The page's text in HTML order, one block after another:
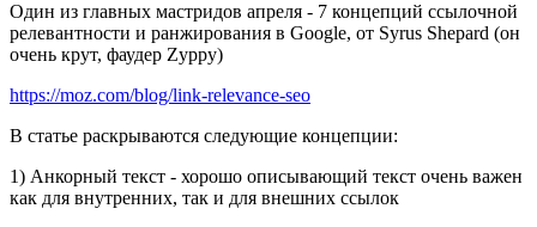
Один из главных мастридов апреля - 7 концепций ссылочной
релевантности и ранжирования в Google, от Syrus Shepard (он
очень крут, фаудер Zyppy)
https://moz.com/blog/link-relevance-seo
В статье раскрываются следующие концепции:
1) Анкорный текст - хорошо описывающий текст очень важен
как для внутренних, так и для внешних ссылок